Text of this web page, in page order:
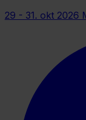
29 - 31. okt 2026